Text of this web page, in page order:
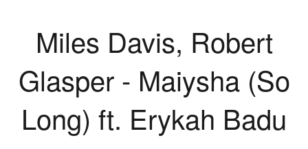
Miles Davis, Robert
Glasper - Maiysha (So
Long) ft. Erykah Badu